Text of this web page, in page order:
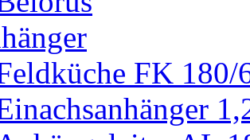
FK 180/